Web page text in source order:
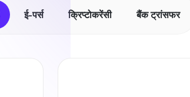
ई-पर्स क्रिप्टोकरेंसी बैंक ट्रांसफर